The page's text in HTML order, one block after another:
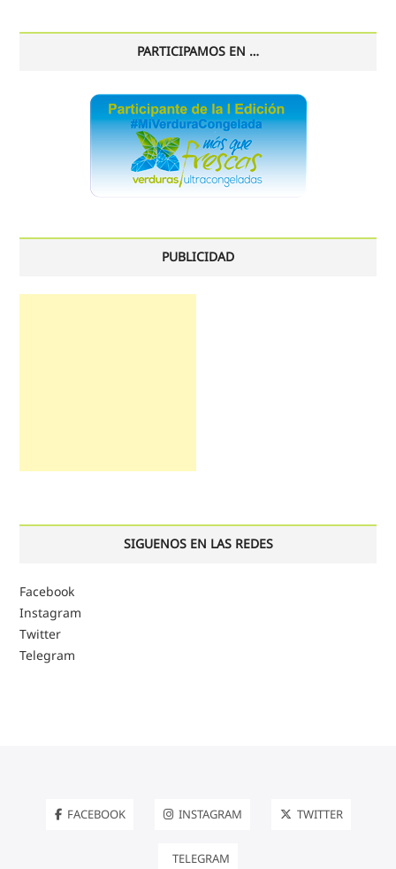
PARTICIPAMOS EN …
PUBLICIDAD
SIGUENOS EN LAS REDES
Facebook
Instagram
Twitter
Telegram
FACEBOOK INSTAGRAM TWITTER
TELEGRAM